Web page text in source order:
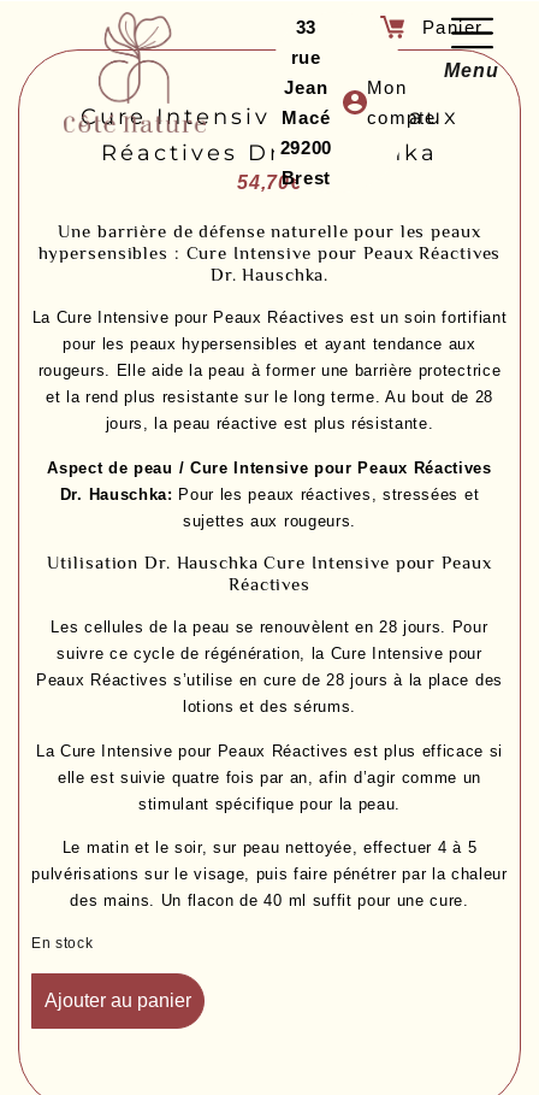
33
rue
Jean
Macé
29200
Brest
Mon
compte
Menu
Cure Intensive Pour Peaux
Réactives Dr. Hauschka
54,70€
Une barrière de défense naturelle pour les peaux
hypersensibles : Cure Intensive pour Peaux Réactives
Dr. Hauschka.
La Cure Intensive pour Peaux Réactives est un soin fortifiant
pour les peaux hypersensibles et ayant tendance aux
rougeurs. Elle aide la peau à former une barrière protectrice
et la rend plus resistante sur le long terme. Au bout de 28
jours, la peau réactive est plus résistante.
Aspect de peau / Cure Intensive pour Peaux Réactives
Dr. Hauschka: Pour les peaux réactives, stressées et
sujettes aux rougeurs.
Utilisation Dr. Hauschka Cure Intensive pour Peaux
Réactives
Les cellules de la peau se renouvèlent en 28 jours. Pour
suivre ce cycle de régénération, la Cure Intensive pour
Peaux Réactives s’utilise en cure de 28 jours à la place des
lotions et des sérums.
La Cure Intensive pour Peaux Réactives est plus efficace si
elle est suivie quatre fois par an, afin d’agir comme un
stimulant spécifique pour la peau.
Le matin et le soir, sur peau nettoyée, effectuer 4 à 5
pulvérisations sur le visage, puis faire pénétrer par la chaleur
des mains. Un flacon de 40 ml suffit pour une cure.
En stock
Ajouter au panier